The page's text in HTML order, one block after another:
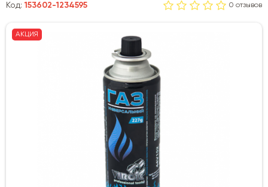
Код:153602-1234595 0 отзывов
АКЦИЯ